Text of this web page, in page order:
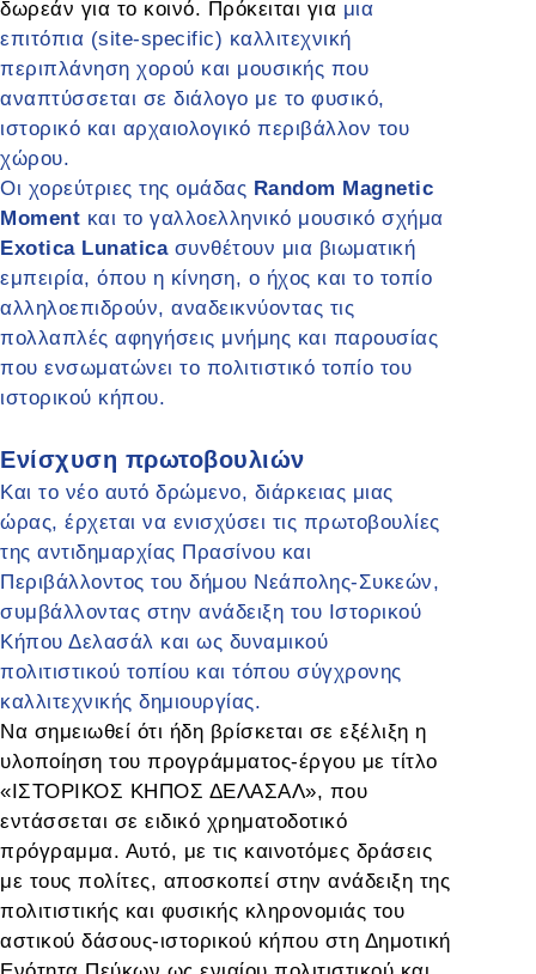
δωρεάν για το κοινό. Πρόκειται για μια
επιτόπια (site-specific) καλλιτεχνική
περιπλάνηση χορού και μουσικής που
αναπτύσσεται σε διάλογο με το φυσικό,
ιστορικό και αρχαιολογικό περιβάλλον του
χώρου.
Οι χορεύτριες της ομάδας Random Magnetic
Moment και το γαλλοελληνικό μουσικό σχήμα
Exotica Lunaticaσυνθέτουν μια βιωματική
εμπειρία, όπου η κίνηση, ο ήχος και το τοπίο
αλληλοεπιδρούν, αναδεικνύοντας τις
πολλαπλές αφηγήσεις μνήμης και παρουσίας
που ενσωματώνει το πολιτιστικό τοπίο του
ιστορικού κήπου.
Ενίσχυση πρωτοβουλιών
Και το νέο αυτό δρώμενο, διάρκειας μιας
ώρας, έρχεται να ενισχύσει τις πρωτοβουλίες
της αντιδημαρχίας Πρασίνου και
Περιβάλλοντος του δήμου Νεάπολης-Συκεών,
συμβάλλοντας στην ανάδειξη του Ιστορικού
Κήπου Δελασάλ και ως δυναμικού
πολιτιστικού τοπίου και τόπου σύγχρονης
καλλιτεχνικής δημιουργίας.
Να σημειωθεί ότι ήδη βρίσκεται σε εξέλιξη η
υλοποίηση του προγράμματος-έργου με τίτλο
«ΙΣΤΟΡΙΚΟΣ ΚΗΠΟΣ ΔΕΛΑΣΑΛ», που
εντάσσεται σε ειδικό χρηματοδοτικό
πρόγραμμα. Αυτό, με τις καινοτόμες δράσεις
με τους πολίτες, αποσκοπεί στην ανάδειξη της
πολιτιστικής και φυσικής κληρονομιάς του
αστικού δάσους-ιστορικού κήπου στη Δημοτική